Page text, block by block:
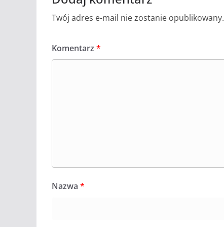
Twój adres e-mail nie zostanie opublikowany.
Komentarz *
Nazwa *